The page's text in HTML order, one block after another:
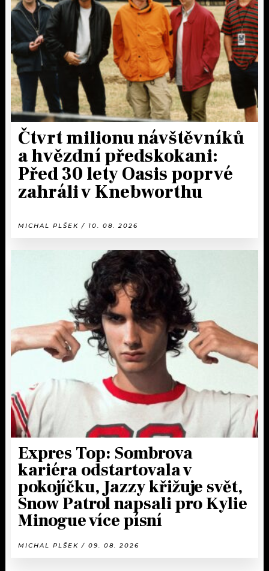
Čtvrt milionu návštěvníků
a hvězdní předskokani:
Před 30 lety Oasis poprvé
zahráli v Knebworthu
MICHAL PLŠEK / 10. 08. 2026
Expres Top: Sombrova
kariéra odstartovala v
pokojíčku, Jazzy křižuje svět,
Snow Patrol napsali pro Kylie
Minogue více písní
MICHAL PLŠEK / 09. 08. 2026